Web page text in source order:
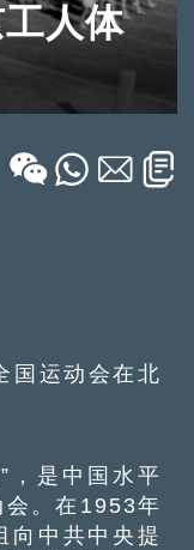
人体
运动会在北
是中国水平
。在1953年
向中共中央提